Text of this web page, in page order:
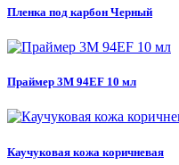
Пленка под карбон Черный
Праймер 3M 94EF 10 мл
Каучуковая кожа коричневая